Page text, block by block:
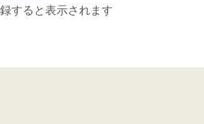
すると表示されます